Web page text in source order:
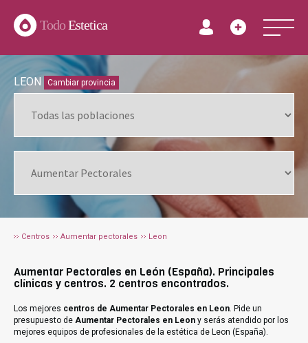
TodoEstetica
LEON Cambiar provincia
Centros Aumentar pectorales Leon
Aumentar Pectorales en León (España). Principales
clínicas y centros. 2 centros encontrados.
Los mejores centros de Aumentar Pectorales en Leon. Pide un
presupuesto de Aumentar Pectorales en Leon y serás atendido por los
mejores equipos de profesionales de la estética de Leon (España).